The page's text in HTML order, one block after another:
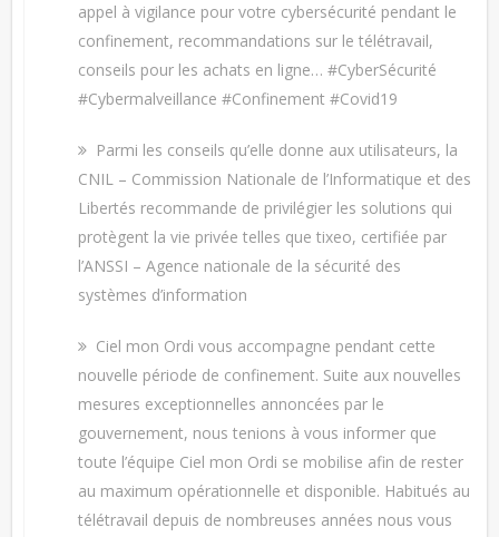
appel à vigilance pour votre cybersécurité pendant le
confinement, recommandations sur le télétravail,
conseils pour les achats en ligne… #CyberSécurité
#Cybermalveillance #Confinement #Covid19
Parmi les conseils qu’elle donne aux utilisateurs, la
CNIL – Commission Nationale de l’Informatique et des
Libertés recommande de privilégier les solutions qui
protègent la vie privée telles que tixeo, certifiée par
l’ANSSI – Agence nationale de la sécurité des
systèmes d’information
Ciel mon Ordi vous accompagne pendant cette
nouvelle période de confinement. Suite aux nouvelles
mesures exceptionnelles annoncées par le
gouvernement, nous tenions à vous informer que
toute l’équipe Ciel mon Ordi se mobilise afin de rester
au maximum opérationnelle et disponible. Habitués au
télétravail depuis de nombreuses années nous vous